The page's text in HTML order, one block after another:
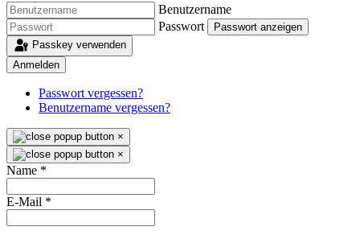
Benutzername
Passwort
Passwort anzeigen
Passkey verwenden
Anmelden
Passwort vergessen?
Benutzername vergessen?
×
×
Name *
E-Mail *